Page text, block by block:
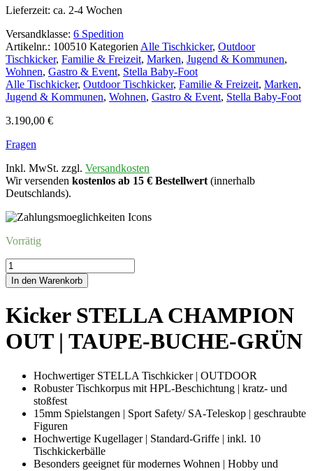
Lieferzeit: ca. 2-4 Wochen
Versandklasse: 6 Spedition
Artikelnr.: 100510 Kategorien Alle Tischkicker, Outdoor
Tischkicker, Familie & Freizeit, Marken, Jugend & Kommunen,
Wohnen, Gastro & Event, Stella Baby-Foot
Alle Tischkicker, Outdoor Tischkicker, Familie & Freizeit, Marken,
Jugend & Kommunen, Wohnen, Gastro & Event, Stella Baby-Foot
3.190,00 €
Fragen
Inkl. MwSt. zzgl. Versandkosten
Wir versenden kostenlos ab 15 € Bestellwert (innerhalb
Deutschlands).
Vorrätig
Kicker
STELLA
CHAMPIONOUT
TAUPE-
BUCHE-
GRÜN
Menge
In den Warenkorb
Kicker STELLA CHAMPION
OUT | TAUPE-BUCHE-GRÜN
Hochwertiger STELLA Tischkicker | OUTDOOR
Robuster Tischkorpus mit HPL-Beschichtung | kratz- und
stoßfest
15mm Spielstangen | Sport Safety/ SA-Teleskop | geschraubte
Figuren
Hochwertige Kugellager | Standard-Griffe | inkl. 10
Tischkickerbälle
Besonders geeignet für modernes Wohnen | Hobby und